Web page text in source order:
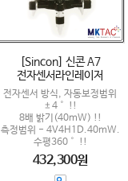
[Sincon] 신콘 A7
전자센서라인레이저
전자센서 방식, 자동보정범위
±4˚ !!
8배 밝기(40mW) !!
측정범위 - 4V4H1D.40mW.
수평360˚ !!
432,300원